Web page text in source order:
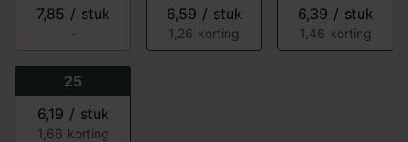
7,85 / stuk
-
6,59 / stuk
1,26 korting
6,39 / stuk
1,46 korting
25
6,19 / stuk
1,66 korting